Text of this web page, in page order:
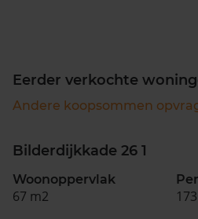
Eerder verkochte
Andere koopsommen
Bilderdijkkade 26 1
Woonoppervlak
67 m2